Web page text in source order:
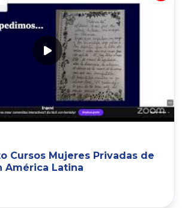
Cursos Mujeres Privadas de
América Latina